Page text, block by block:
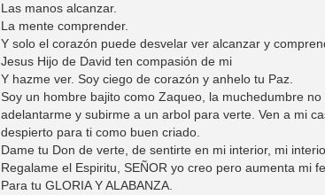
Las manos alcanzar.
La mente comprender.
Y solo el corazón puede desvelar ver alcanzar y
Jesus Hijo de David ten compasión de mi
Y hazme ver. Soy ciego de corazón y anhelo tu Paz.
Soy un hombre bajito como Zaqueo, la muchedumbre
adelantarme y subirme a un arbol para verte. Ven a mi
despierto para ti como buen criado.
Dame tu Don de verte, de sentirte en mi interior, mi
Regalame el Espiritu, SEÑOR yo creo pero aumenta mi
Para tu GLORIA Y ALABANZA.